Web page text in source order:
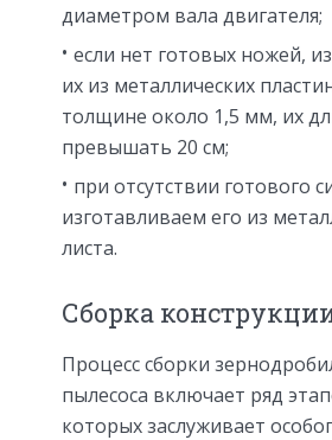
диаметром вала двигателя;
если нет готовых ножей,
их из металлических
толщине около 1,5 мм, их
превышать 20 см;
при отсутствии готового
изготавливаем его из
листа.
Сборка
Процесс сборки
пылесоса включает ряд
которых заслуживает